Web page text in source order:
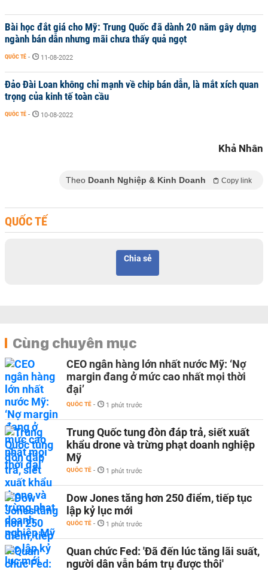
Bài học đắt giá cho Mỹ: Trung Quốc đã dành 20 năm gây dựng
ngành bán dẫn nhưng mãi chưa thấy quả ngọt
QUỐC TẾ - 11-08-2022
Đảo Đài Loan không chỉ mạnh về chip bán dẫn, là mắt xích quan
trọng của kinh tế toàn cầu
QUỐC TẾ - 10-08-2022
Khả Nhân
Theo Doanh Nghiệp & Kinh Doanh Copy link
QUỐC TẾ
Chia sẻ
Cùng chuyên mục
CEO ngân hàng lớn nhất nước Mỹ: ‘Nợ
margin đang ở mức cao nhất mọi thời
đại’
QUỐC TẾ - 1 phút trước
Trung Quốc tung đòn đáp trả, siết xuất
khẩu drone và trừng phạt doanh nghiệp
Mỹ
QUỐC TẾ - 1 phút trước
Dow Jones tăng hơn 250 điểm, tiếp tục
lập kỷ lục mới
QUỐC TẾ - 1 phút trước
Quan chức Fed: 'Đã đến lúc tăng lãi suất,
người dân vẫn bám trụ được thôi'